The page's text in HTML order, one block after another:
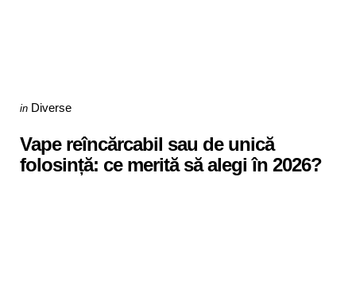
Categories
Posted
in Diverse
Vape reîncărcabil sau de unică
folosință: ce merită să alegi în 2026?